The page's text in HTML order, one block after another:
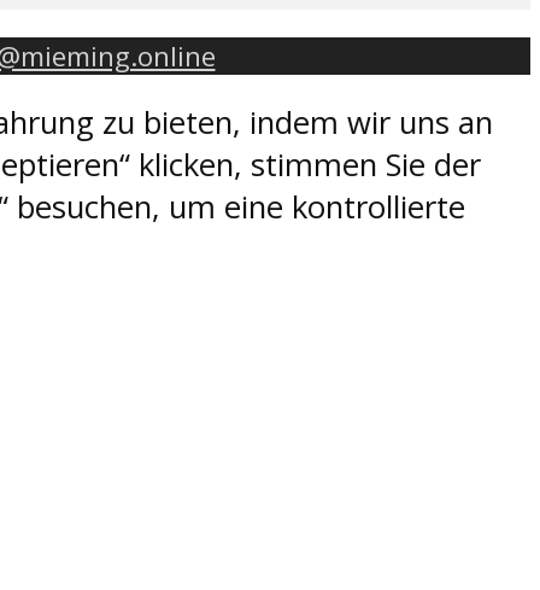
zu bieten, indem wir uns an
klicken, stimmen Sie der
besuchen, um eine kontrollierte